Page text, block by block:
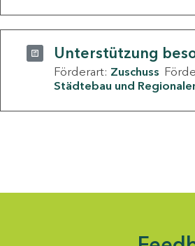
Unterstützung
Förderart: Zuschuss
Städtebau und